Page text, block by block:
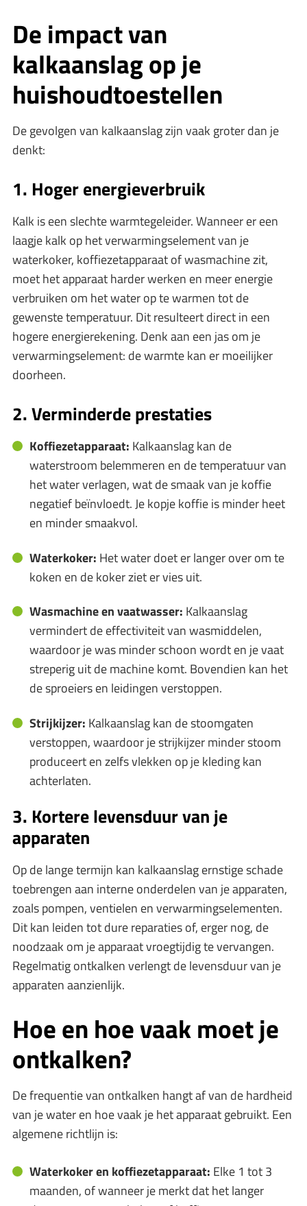
De impact van
kalkaanslag op je
huishoudtoestellen
De gevolgen van kalkaanslag zijn vaak groter dan je
denkt:
1. Hoger energieverbruik
Kalk is een slechte warmtegeleider. Wanneer er een
laagje kalk op het verwarmingselement van je
waterkoker, koffiezetapparaat of wasmachine zit,
moet het apparaat harder werken en meer energie
verbruiken om het water op te warmen tot de
gewenste temperatuur. Dit resulteert direct in een
hogere energierekening. Denk aan een jas om je
verwarmingselement: de warmte kan er moeilijker
doorheen.
2. Verminderde prestaties
Koffiezetapparaat: Kalkaanslag kan de
waterstroom belemmeren en de temperatuur van
het water verlagen, wat de smaak van je koffie
negatief beïnvloedt. Je kopje koffie is minder heet
en minder smaakvol.
Waterkoker: Het water doet er langer over om te
koken en de koker ziet er vies uit.
Wasmachine en vaatwasser: Kalkaanslag
vermindert de effectiviteit van wasmiddelen,
waardoor je was minder schoon wordt en je vaat
streperig uit de machine komt. Bovendien kan het
de sproeiers en leidingen verstoppen.
Strijkijzer: Kalkaanslag kan de stoomgaten
verstoppen, waardoor je strijkijzer minder stoom
produceert en zelfs vlekken op je kleding kan
achterlaten.
3. Kortere levensduur van je
apparaten
Op de lange termijn kan kalkaanslag ernstige schade
toebrengen aan interne onderdelen van je apparaten,
zoals pompen, ventielen en verwarmingselementen.
Dit kan leiden tot dure reparaties of, erger nog, de
noodzaak om je apparaat vroegtijdig te vervangen.
Regelmatig ontkalken verlengt de levensduur van je
apparaten aanzienlijk.
Hoe en hoe vaak moet je
ontkalken?
De frequentie van ontkalken hangt af van de hardheid
van je water en hoe vaak je het apparaat gebruikt. Een
algemene richtlijn is:
Waterkoker en koffiezetapparaat: Elke 1 tot 3
maanden, of wanneer je merkt dat het langer